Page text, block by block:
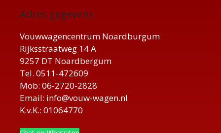
Adres gegevens
Vouwwagencentrum Noardburgum
Rijksstraatweg 14 A
9257 DT Noardbergum
Tel. 0511-472609
Mob: 06-2720-2828
Email: info@vouw-wagen.nl
K.v.K.: 01064770